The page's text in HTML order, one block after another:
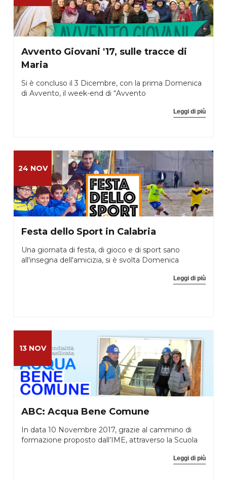
Avvento Giovani '17, sulle tracce di
Maria
Si è concluso il 3 Dicembre, con la prima Domenica
di Avvento, il week-end di “Avvento
Leggi di più
24 NOV
Festa dello Sport in Calabria
Una giornata di festa, di gioco e di sport sano
all'insegna dell'amicizia, si è svolta Domenica
Leggi di più
13 NOV
ABC: Acqua Bene Comune
In data 10 Novembre 2017, grazie al cammino di
formazione proposto dall’IME, attraverso la Scuola
Leggi di più